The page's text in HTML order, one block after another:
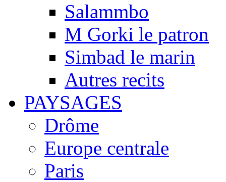
Salammbo
M Gorki le patron
Simbad le marin
Autres recits
PAYSAGES
Drôme
Europe centrale
Paris